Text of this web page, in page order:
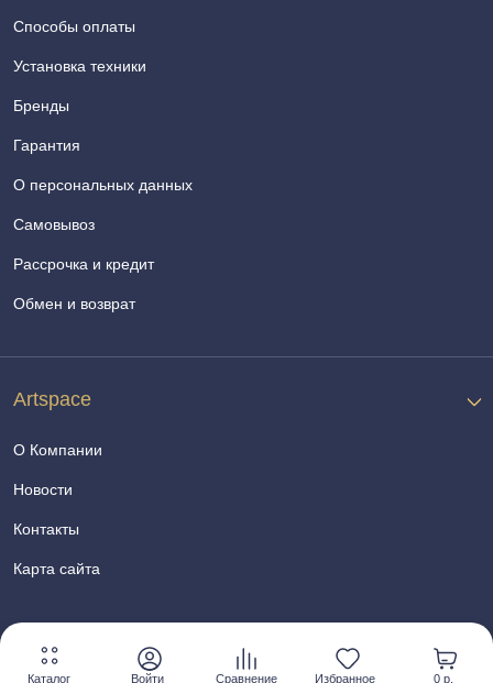
Каталог Войти Сравнение Избранное 0 р.
Способы оплаты
Установка техники
Бренды
Гарантия
О персональных данных
Самовывоз
Рассрочка и кредит
Обмен и возврат
Artspace
О Компании
Новости
Контакты
Карта сайта